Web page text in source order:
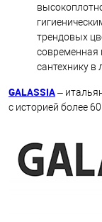
трендовых
современная
сантехнику в
GALASSIA–
с историей более 60